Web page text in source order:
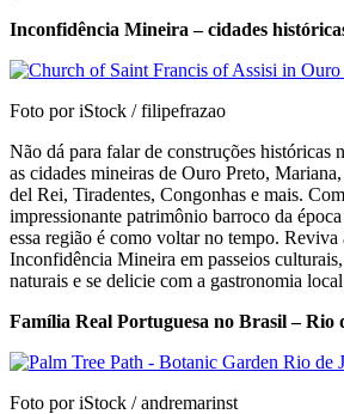
Inconfidência Mineira – cidades
Foto por iStock / filipefrazao
Não dá para falar de construções históricas
as cidades mineiras de Ouro Preto,
del Rei, Tiradentes, Congonhas e mais.
impressionante patrimônio barroco da
essa região é como voltar no tempo. Reviva
Inconfidência Mineira em passeios
naturais e se delicie com a gastronomia
Família Real Portuguesa no Brasil – Rio
Foto por iStock / andremarinst